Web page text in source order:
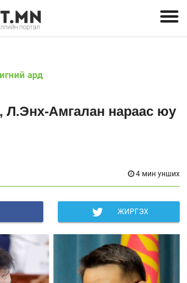
ард
Л.Энх-Амгалан нараас юу
4 мин унших
ЖИРГЭХ